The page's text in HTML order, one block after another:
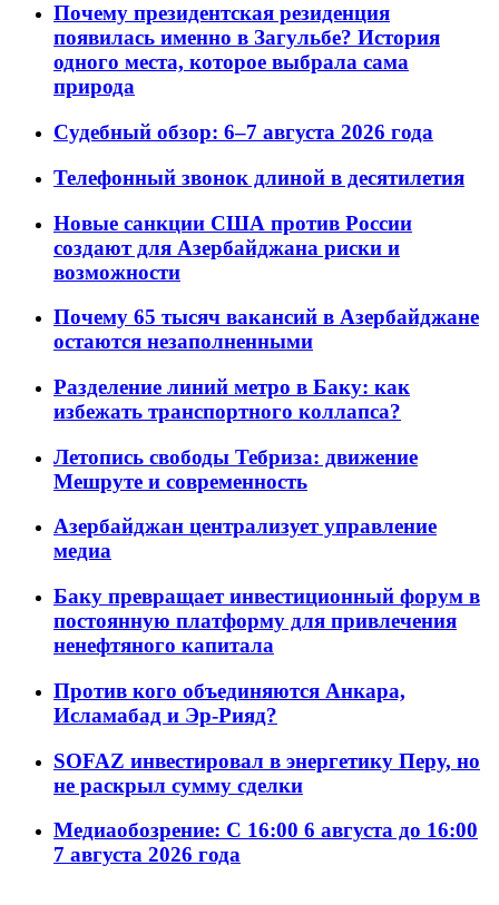
Почему президентская резиденция
появилась именно в Загульбе? История
одного места, которое выбрала сама
природа
Судебный обзор: 6–7 августа 2026 года
Телефонный звонок длиной в десятилетия
Новые санкции США против России
создают для Азербайджана риски и
возможности
Почему 65 тысяч вакансий в Азербайджане
остаются незаполненными
Разделение линий метро в Баку: как
избежать транспортного коллапса?
Летопись свободы Тебриза: движение
Мешруте и современность
Азербайджан централизует управление
медиа
Баку превращает инвестиционный форум в
постоянную платформу для привлечения
ненефтяного капитала
Против кого объединяются Анкара,
Исламабад и Эр-Рияд?
SOFAZ инвестировал в энергетику Перу, но
не раскрыл сумму сделки
Медиаобозрение: С 16:00 6 августа до 16:00
7 августа 2026 года